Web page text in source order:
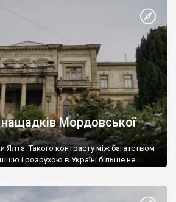
Мордовської
Ялта. Такого контрасту між багатством
і розрухою в Україні більше не